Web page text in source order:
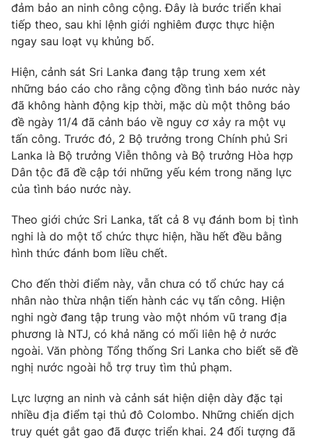
Phim VTV
Hậu trường
Nhân vật
Khán giả
Giải sao mai
Giải trí
Âm nhạc
Sao
Đời sống
Du lịch
Làm đẹp
Chất lượng cuộc sống
Giáo dục
Tuyển sinh
Học trực tuyến
Công nghệ
Hitech Công nghệ tương lai
Thị trường
Tư vấn
Giao lưu trực tuyến
Lịch phát sóng
Chuyên mục khác
Emagazine Podcast
Photo Infographic
VTV Money VTV Thể thao
đảm bảo an ninh công cộng. Đây là bước triển khai
tiếp theo, sau khi lệnh giới nghiêm được thực hiện
ngay sau loạt vụ khủng bố.
Hiện, cảnh sát Sri Lanka đang tập trung xem xét
những báo cáo cho rằng cộng đồng tình báo nước này
đã không hành động kịp thời, mặc dù một thông báo
đề ngày 11/4 đã cảnh báo về nguy cơ xảy ra một vụ
tấn công. Trước đó, 2 Bộ trưởng trong Chính phủ Sri
Lanka là Bộ trưởng Viễn thông và Bộ trưởng Hòa hợp
Dân tộc đã đề cập tới những yếu kém trong năng lực
của tình báo nước này.
Theo giới chức Sri Lanka, tất cả 8 vụ đánh bom bị tình
nghi là do một tổ chức thực hiện, hầu hết đều bằng
hình thức đánh bom liều chết.
Cho đến thời điểm này, vẫn chưa có tổ chức hay cá
nhân nào thừa nhận tiến hành các vụ tấn công. Hiện
nghi ngờ đang tập trung vào một nhóm vũ trang địa
phương là NTJ, có khả năng có mối liên hệ ở nước
ngoài. Văn phòng Tổng thống Sri Lanka cho biết sẽ đề
nghị nước ngoài hỗ trợ truy tìm thủ phạm.
Lực lượng an ninh và cảnh sát hiện diện dày đặc tại
nhiều địa điểm tại thủ đô Colombo. Những chiến dịch
truy quét gắt gao đã được triển khai. 24 đối tượng đã